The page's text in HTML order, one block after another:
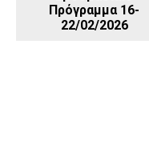
Πρόγραμμα 16-
22/02/2026